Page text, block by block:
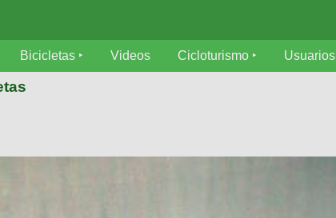
Bicicletas Videos Cicloturismo Usuarios